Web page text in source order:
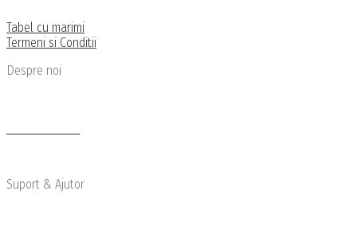
Tabel cu marimi
Termeni si Conditii
Despre noi
Suport & Ajutor